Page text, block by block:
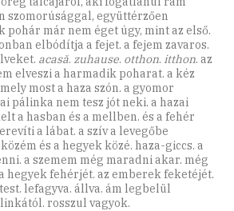
szomorúsággal, együttérzően
pohár már nem éget úgy, mint az első.
elbódítja a fejet. a fejem zavaros.
acasă. zuhause. otthon. itthon. az
elveszi a harmadik poharat. a kéz
most a haza szón. a gyomor
pálinka nem tesz jót neki. a hazai
a hasban és a mellben. és a fehér
a lábat. a szív a levegőbe
és a hegyek közé. haza-giccs. a
a szemem még maradni akar. még
hegyek fehérjét. az emberek feketéjét.
lefagyva. állva. ám legbelül
rosszul vagyok.